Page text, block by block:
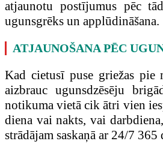
atjaunotu postījumus pēc
ugunsgrēks un applūdināšana.
ATJAUNOŠANA PĒC
Kad cietusī puse griežas pie
aizbrauc ugunsdzēsēju
notikuma vietā cik ātri vien
diena vai nakts, vai
strādājam saskaņā ar 24/7 365